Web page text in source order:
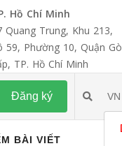
Hồ Chí Minh
Quang Trung, Khu 213,
59, Phường 10, Quận Gò
TP. Hồ Chí Minh
Đăng ký VN
BÀI VIẾT